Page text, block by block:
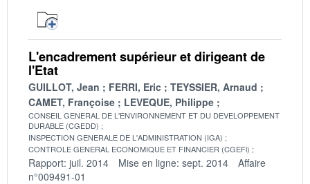
L'encadrement supérieur et dirigeant de
l'Etat
GUILLOT, Jean FERRI, Eric
TEYSSIER, Arnaud
CAMET, Françoise
LEVEQUE, Philippe
CONSEIL GENERAL DE L'ENVIRONNEMENT ET DU DEVELOPPEMENT
DURABLE (CGEDD)
INSPECTION GENERALE DE L'ADMINISTRATION (IGA)
CONTROLE GENERAL ECONOMIQUE ET FINANCIER (CGEFi)
Rapport: juil. 2014 Mise en ligne: sept. 2014
Affaire
n°009491-01